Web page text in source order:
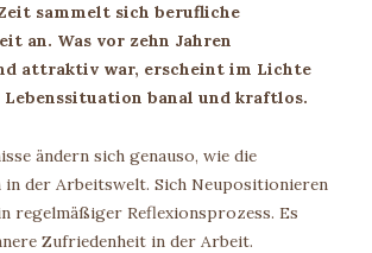
sammelt sich berufliche
an. Was vor zehn Jahren
attraktiv war, erscheint im Lichte
Lebenssituation banal und kraftlos.
ändern sich genauso, wie die
der Arbeitswelt. Sich Neupositionieren
regelmäßiger Reflexionsprozess. Es
Zufriedenheit in der Arbeit.